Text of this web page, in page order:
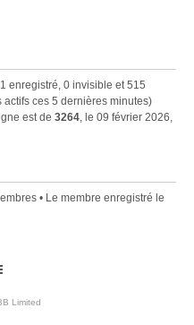
enregistré, 0 invisible et 515
actifs ces 5 dernières minutes)
est de 3264, le 09 février 2026,
• Le membre enregistré le
Limited